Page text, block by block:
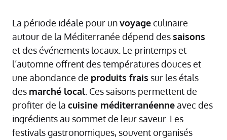
La période idéale pour unvoyageculinaire
autour de la Méditerranée dépend des saisons
et des événements locaux. Le printemps et
l’automne offrent des températures douces et
une abondance de produits frais sur les étals
des marché local. Ces saisons permettent de
profiter de la cuisine méditerranéenneavec des
ingrédients au sommet de leur saveur. Les
festivals gastronomiques, souvent organisés